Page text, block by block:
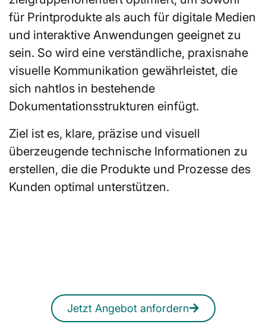
für Printprodukte als auch für digitale Medien
und interaktive Anwendungen geeignet zu
sein. So wird eine verständliche, praxisnahe
visuelle Kommunikation gewährleistet, die
sich nahtlos in bestehende
Dokumentationsstrukturen einfügt.
Ziel ist es, klare, präzise und visuell
überzeugende technische Informationen zu
erstellen, die die Produkte und Prozesse des
Kunden optimal unterstützen.
Jetzt Angebot anfordern